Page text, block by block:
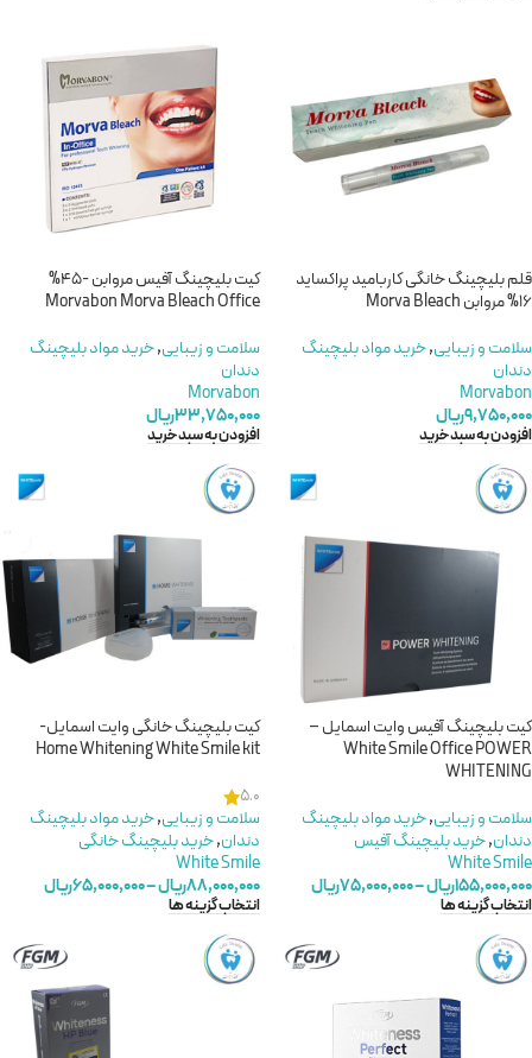
قلم بلیچینگ خانگی کاربامید پراکساید
16% مروابن Morva Bleach
سلامت و زیبایی,خريد مواد بليچينگ
دندان
Morvabon
۹,۷۵۰,۰۰۰ریال
افزودن به سبد خرید
کیت بلیچینگ آفیس مروابن -45%
Morvabon Morva Bleach Office
سلامت و زیبایی,خريد مواد بليچينگ
دندان
Morvabon
۳۳,۷۵۰,۰۰۰ریال
افزودن به سبد خرید
کیت بلیچینگ آفیس وایت اسمایل –
White Smile Office POWER
WHITENING
سلامت و زیبایی,خريد مواد بليچينگ
دندان,خرید بلیچینگ آفیس
White Smile
۱۵۵,۰۰۰,۰۰۰ریال–۷۵,۰۰۰,۰۰۰ریال
انتخاب گزینه ها
کیت بلیچینگ خانگی وایت اسمایل-
Home Whitening White Smile kit
5.0
سلامت و زیبایی,خريد مواد بليچينگ
دندان,خرید بلیچینگ خانگی
White Smile
۸۸,۰۰۰,۰۰۰ریال–۶۵,۰۰۰,۰۰۰ریال
انتخاب گزینه ها